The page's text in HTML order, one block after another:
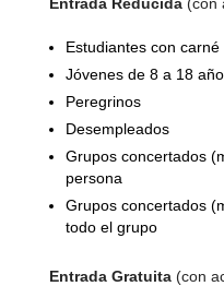
Estudiantes con carné
Jóvenes de 8 a 18
Peregrinos
Desempleados
Grupos concertados
persona
Grupos concertados
todo el grupo
Entrada Gratuita (con